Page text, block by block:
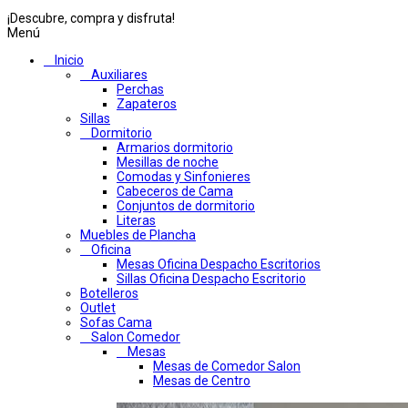
¡Descubre, compra y disfruta!
Menú
Inicio
Auxiliares
Perchas
Zapateros
Sillas
Dormitorio
Armarios dormitorio
Mesillas de noche
Comodas y Sinfonieres
Cabeceros de Cama
Conjuntos de dormitorio
Literas
Muebles de Plancha
Oficina
Mesas Oficina Despacho Escritorios
Sillas Oficina Despacho Escritorio
Botelleros
Outlet
Sofas Cama
Salon Comedor
Mesas
Mesas de Comedor Salon
Mesas de Centro